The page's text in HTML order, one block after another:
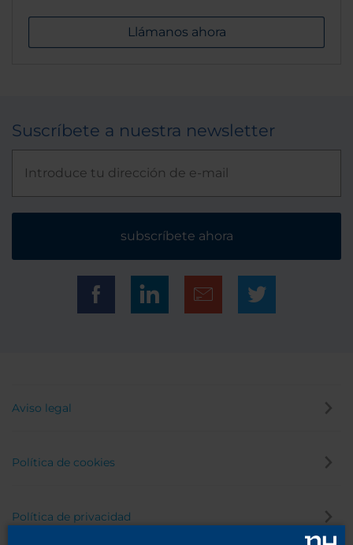
Llámanos ahora
Suscríbete a nuestra newsletter
subscríbete ahora
Aviso legal
Política de cookies
Política de privacidad